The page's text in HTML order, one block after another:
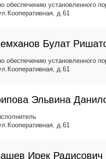
обеспечению установленного
д.61
Булат
обеспечению установленного
д.61
Эльвина
д.61
Ирек Радисович